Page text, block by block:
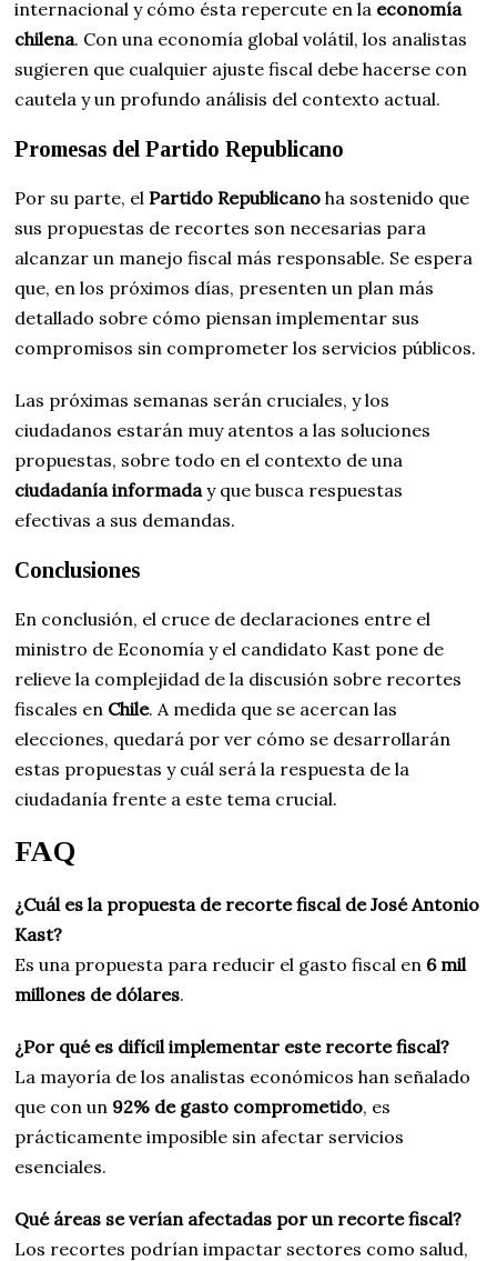
internacional y cómo ésta repercute en la economía
chilena. Con una economía global volátil, los analistas
sugieren que cualquier ajuste fiscal debe hacerse con
cautela y un profundo análisis del contexto actual.
Promesas del Partido Republicano
Por su parte, elPartido Republicano ha sostenido que
sus propuestas de recortes son necesarias para
alcanzar un manejo fiscal más responsable. Se espera
que, en los próximos días, presenten un plan más
detallado sobre cómo piensan implementar sus
compromisos sin comprometer los servicios públicos.
Las próximas semanas serán cruciales, y los
ciudadanos estarán muy atentos a las soluciones
propuestas, sobre todo en el contexto de una
ciudadanía informaday que busca respuestas
efectivas a sus demandas.
Conclusiones
En conclusión, el cruce de declaraciones entre el
ministro de Economía y el candidato Kast pone de
relieve la complejidad de la discusión sobre recortes
fiscales en Chile. A medida que se acercan las
elecciones, quedará por ver cómo se desarrollarán
estas propuestas y cuál será la respuesta de la
ciudadanía frente a este tema crucial.
FAQ
¿Cuál es la propuesta de recorte fiscal de José Antonio
Kast?
Es una propuesta para reducir el gasto fiscal en 6 mil
millones de dólares.
¿Por qué es difícil implementar este recorte fiscal?
La mayoría de los analistas económicos han señalado
que con un 92% de gasto comprometido, es
prácticamente imposible sin afectar servicios
esenciales.
Qué áreas se verían afectadas por un recorte fiscal?
Los recortes podrían impactar sectores como salud,